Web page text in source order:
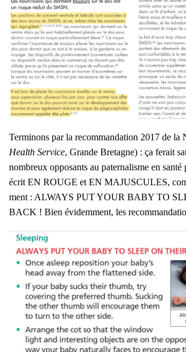
Ter­mi­nons par la recom­man­da­tion 2017 de la
Health Ser­vice, Grande Bre­tagne) : ça ferait
nom­breux oppo­sants au pater­na­lisme en san­té
écrit EN ROUGE et EN MAJUSCULES,
ment : ALWAYS PUT YOUR BABY TO
BACK ! Bien évi­dem­ment, les